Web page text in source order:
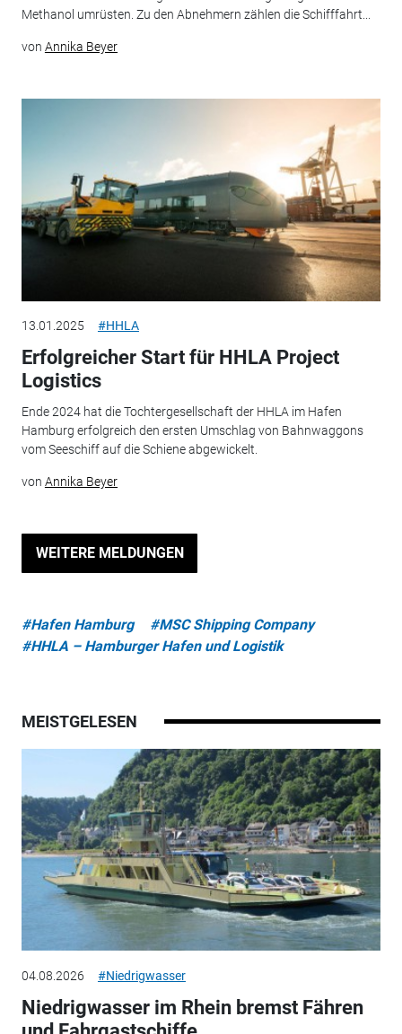
Methanol umrüsten. Zu den Abnehmern zählen die Schifffahrt...
von Annika Beyer
13.01.2025 #HHLA
Erfolgreicher Start für HHLA Project
Logistics
Ende 2024 hat die Tochtergesellschaft der HHLA im Hafen
Hamburg erfolgreich den ersten Umschlag von Bahnwaggons
vom Seeschiff auf die Schiene abgewickelt.
von Annika Beyer
WEITERE MELDUNGEN
#Hafen Hamburg
#MSC Shipping Company
#HHLA – Hamburger Hafen und Logistik
MEISTGELESEN
04.08.2026 #Niedrigwasser
Niedrigwasser im Rhein bremst Fähren